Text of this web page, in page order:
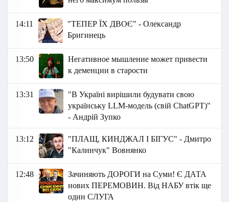
14:11
"ТЕПЕР ЇХ ДВОЄ" - Олександр
Бригинець
13:50
Негативное мышление может привести
к деменции в старости
13:31
"В Україні вирішили будувати свою
українську LLM-модель (свій ChatGPT)"
- Андрій Зупко
13:12
"ПЛАЩ, КИНДЖАЛ І БІГУС" - Дмитро
"Калинчук" Вовнянко
12:48
Зачиняють ДОРОГИ на Суми! Є ДАТА
нових ПЕРЕМОВИН. Від НАБУ втік ще
один СЛУГА